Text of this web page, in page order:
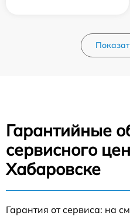
Гарантийные
сервисного
Хабаровске
Гарантия от сервиса: на